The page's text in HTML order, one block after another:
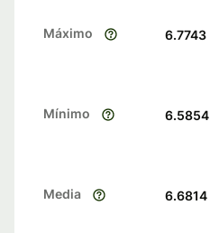
Máximo 6.7743
Mínimo 6.5854
Media 6.6814